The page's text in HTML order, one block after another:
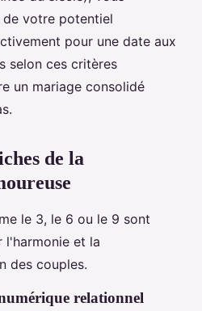
votre potentiel
pour une date aux
selon ces critères
un mariage consolidé
de la
le 3, le 6 ou le 9 sont
l'harmonie et la
des couples.
relationnel